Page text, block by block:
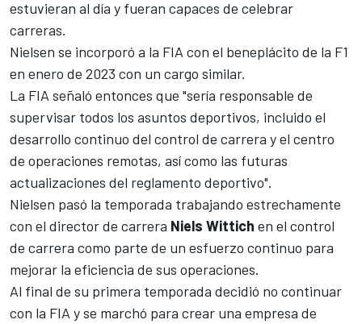
estuvieran al día y fueran capaces de celebrar
carreras.
Nielsen se incorporó a la FIA con el beneplácito de la F1
en enero de 2023 con un cargo similar.
La FIA señaló entonces que "sería responsable de
supervisar todos los asuntos deportivos, incluido el
desarrollo continuo del control de carrera y el centro
de operaciones remotas, así como las futuras
actualizaciones del reglamento deportivo".
Nielsen pasó la temporada trabajando estrechamente
con el director de carrera Niels Wittich en el control
de carrera como parte de un esfuerzo continuo para
mejorar la eficiencia de sus operaciones.
Al final de su primera temporada decidió no continuar
con la FIA y se marchó para crear una empresa de